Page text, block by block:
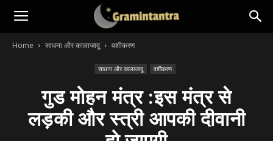
Home साधना और कालाजादू वशीकरण
साधना और कालाजादू वशीकरण
गुड मोहन मंत्र :इस मंत्र से
लड़की और स्त्री आपकी दीवानी